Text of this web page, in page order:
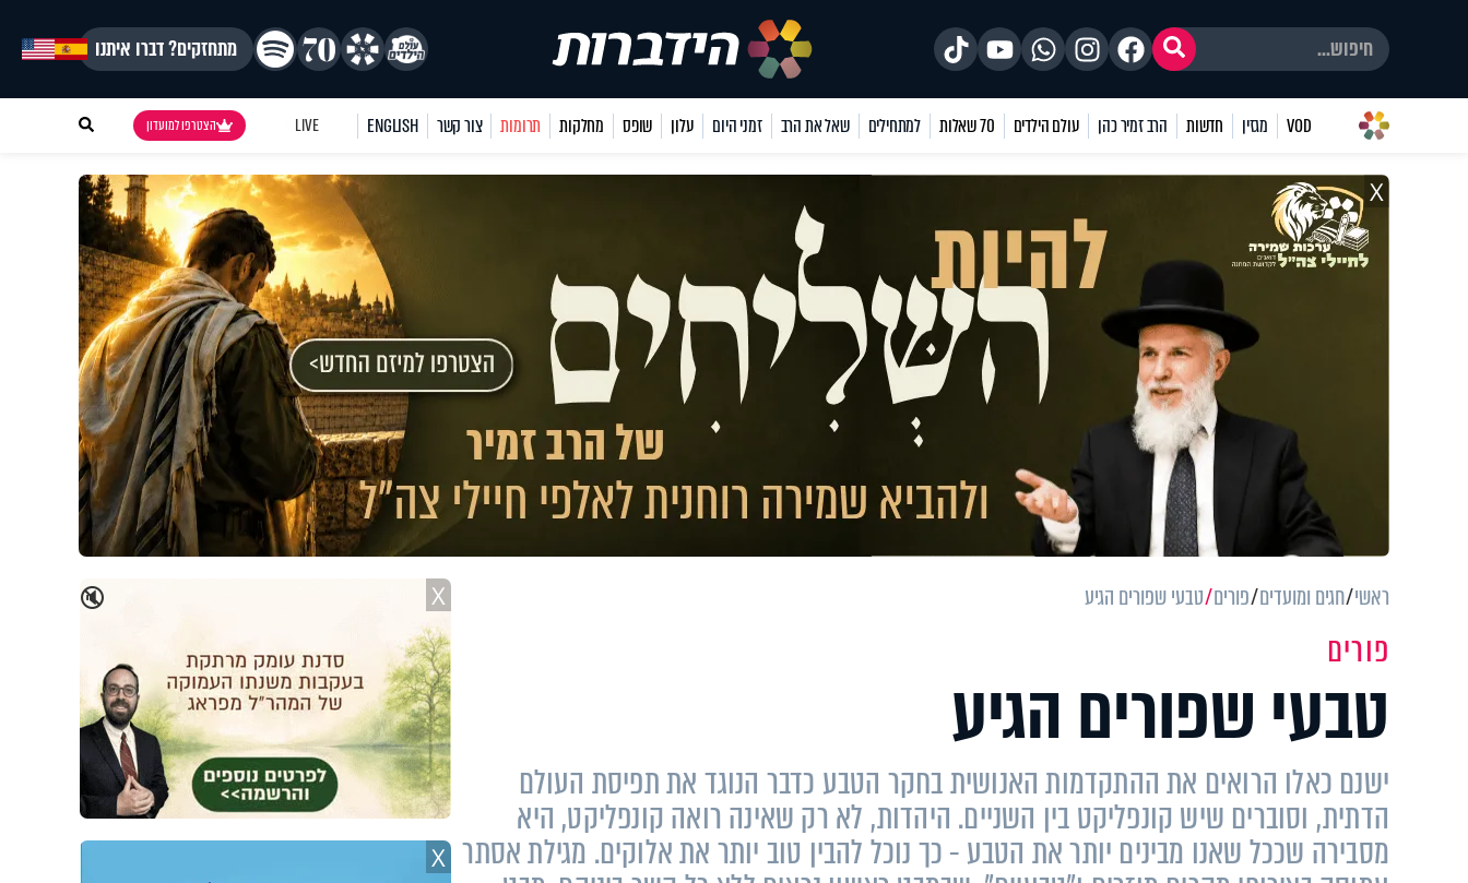
מתחזקים? דברו איתנו
VOD מגזין חדשות הרב זמיר כהן עולם הילדים 70 שאלות למתחילים שאל את הרב זמני היום עלון שופס מחלקות תרומות צור קשר ENGLISH
LIVE הצטרפו למועדון
X
ראשי חגים ומועדים פורים טבעי שפורים הגיע
פורים
טבעי שפורים הגיע
ישנם כאלו הרואים את ההתקדמות האנושית בחקר הטבע כדבר הנוגד את תפיסת העולם
הדתית, וסוברים שיש קונפליקט בין השניים. היהדות, לא רק שאינה רואה קונפליקט, היא
מסבירה שככל שאנו מבינים יותר את הטבע - כך נוכל להבין טוב יותר את אלוקים. מגילת אסתר
🔇 X
X